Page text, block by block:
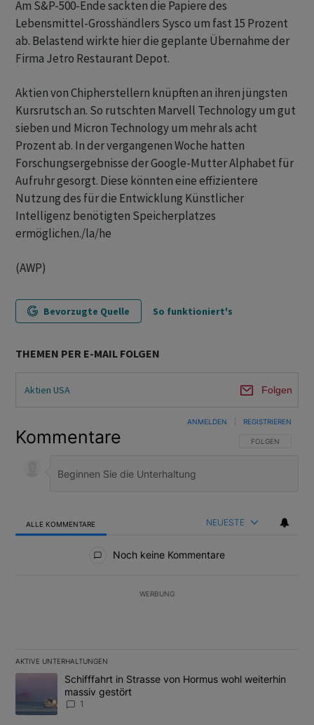
Am S&P-500-Ende sackten die Papiere des
Lebensmittel-Grosshändlers Sysco um fast 15 Prozent
ab. Belastend wirkte hier die geplante Übernahme der
Firma Jetro Restaurant Depot.
Aktien von Chipherstellern knüpften an ihren jüngsten
Kursrutsch an. So rutschten Marvell Technology um gut
sieben und Micron Technology um mehr als acht
Prozent ab. In der vergangenen Woche hatten
Forschungsergebnisse der Google-Mutter Alphabet für
Aufruhr gesorgt. Diese könnten eine effizientere
Nutzung des für die Entwicklung Künstlicher
Intelligenz benötigten Speicherplatzes
ermöglichen./la/he
(AWP)
Bevorzugte Quelle So funktioniert's
THEMEN PER E-MAIL FOLGEN
Aktien USA Folgen
Kommentare FOLGE DIESER
FOLGEN
ANMELDEN REGISTRIEREN
ALLE KOMMENTARE NEUESTE
Noch keine Kommentare
WERBUNG
AKTIVE UNTERHALTUNGEN
Das Folgende ist eine Liste der am meisten kommentierten
Ein Trendartikel mit dem Titel "Schifffahrt in Strasse von
Schifffahrt in Strasse von Hormus wohl weiterhin
massiv gestört
1